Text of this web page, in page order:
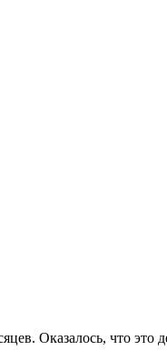
Оказалось, что